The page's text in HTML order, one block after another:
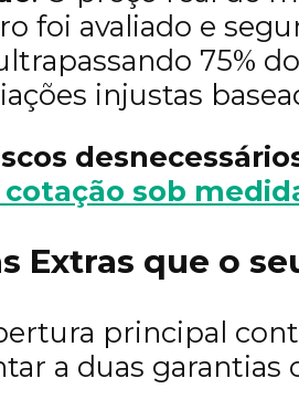
foi avaliado e
75%
injustas
sob
Extras que o
principal
a duas garantias